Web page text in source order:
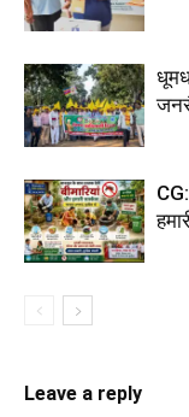
Leave a reply